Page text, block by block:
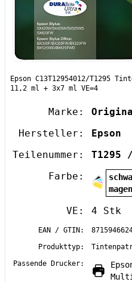
Epson C13T12954012/T1295
11,2 ml + 3x7 ml VE=4
Marke:
Hersteller:
Epson
Teilenummer:
T1295
Farbe:
VE: 4 Stk
EAN / GTIN:
Produkttyp:
Passende Drucker: